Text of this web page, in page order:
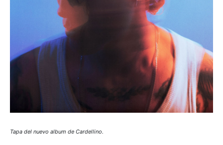
Tapa del nuevo album de Cardellino.